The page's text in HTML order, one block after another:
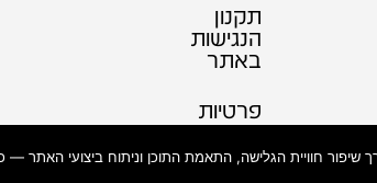
תקנון
הנגישות
באתר
פרטיות